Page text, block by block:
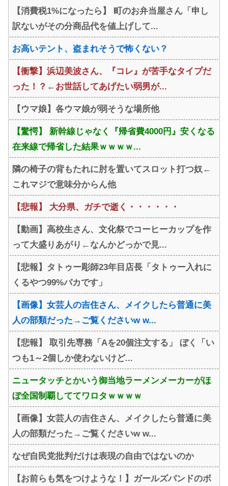
ｗｗｗ
【消費税1%になったら】 町のお弁当屋さん「申し
訳ないがその分商品代を値上げして...
お高いテント、盗まれそうで怖くない？
【衝撃】浜辺美波さん、『コレ』が苦手なタイプだ
った！？←お世話してあげたい弱男が...
【ウマ娘】各ウマ娘が弱そうな場所他
【驚愕】 新幹線じゃなく『帰省費4000円』安くなる
在来線で帰省した結果ｗｗｗｗ...
隣の椅子の背もたれに肘を置いてスロット打つ奴←
これマジで意味分からん他
【悲報】 大分県、ガチで逝く・・・・・・
【動画】高校生さん、文化祭でコーヒーカップを作
って大盛りあがり←なんかどっかで見...
【悲報】タトゥー彫師23年目店長「タトゥー入れに
くるやつ99%バカです」
【画像】女芸人の吉住さん、メイクしたら普通に美
人の部類だった→ご覧くださいw w...
【悲報】 取引先専務「Aを20個注文する」 ぼく「い
つも1～2個しか使わないけど...
ニュータッチとかいう御当地ラーメンメーカーがほ
ぼ全国制覇しててワロタｗｗｗｗ
【画像】女芸人の吉住さん、メイクしたら普通に美
人の部類だった→ご覧くださいw w...
なぜ自民党批判だけは表現の自由ではないのか
【お前らも気をつけような！】ガールズバンドのボ